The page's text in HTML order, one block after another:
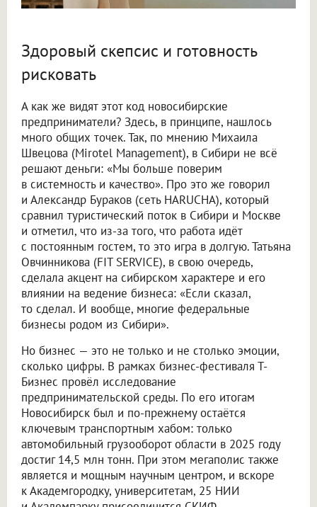
Здоровый скепсис и готовность
рисковать
А как же видят этот код новосибирские
предприниматели? Здесь, в принципе, нашлось
много общих точек. Так, по мнению Михаила
Швецова (Mirotel Management), в Сибири не всё
решают деньги: «Мы больше поверим
в системность и качество». Про это же говорил
и Александр Бураков (сеть HARUCHA), который
сравнил туристический поток в Сибири и Москве
и отметил, что из-за того, что работа идёт
с постоянным гостем, то это игра в долгую. Татьяна
Овчинникова (FIT SERVICE), в свою очередь,
сделала акцент на сибирском характере и его
влиянии на ведение бизнеса: «Если сказал,
то сделал. И вообще, многие федеральные
бизнесы родом из Сибири».
Но бизнес — это не только и не столько эмоции,
сколько цифры. В рамках бизнес-фестиваля Т-
Бизнес провёл исследование
предпринимательской среды. По его итогам
Новосибирск был и по-прежнему остаётся
ключевым транспортным хабом: только
автомобильный грузооборот области в 2025 году
достиг 14,5 млн тонн. При этом мегаполис также
является и мощным научным центром, и вскоре
к Академгородку, университетам, 25 НИИ